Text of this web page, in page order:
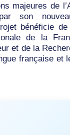
majeures de
son
bénéficie
de la
et de la
française et